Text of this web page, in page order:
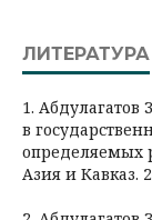
ЛИТЕРАТУРА
1. Абдулагатов
в
определяемых
Азия и Кавказ.